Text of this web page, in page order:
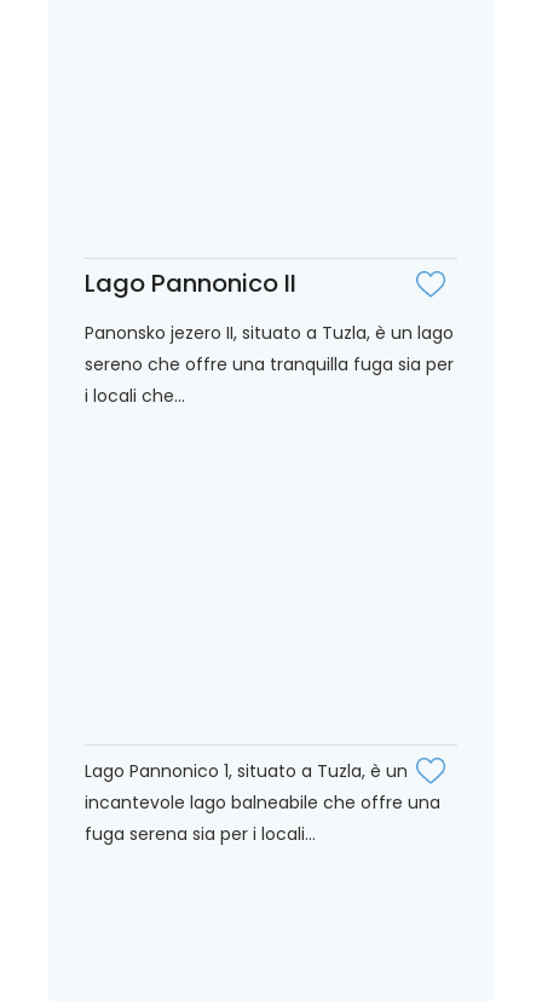
Lago Pannonico II
Panonsko jezero II, situato a Tuzla, è un lago
sereno che offre una tranquilla fuga sia per
i locali che...
Lago Pannonico 1, situato a Tuzla, è un
incantevole lago balneabile che offre una
fuga serena sia per i locali...